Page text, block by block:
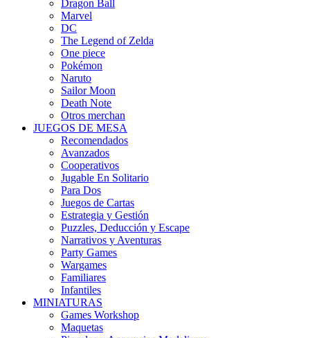
Dragon Ball
Marvel
DC
The Legend of Zelda
One piece
Pokémon
Naruto
Sailor Moon
Death Note
Otros merchan
JUEGOS DE MESA
Recomendados
Avanzados
Cooperativos
Jugable En Solitario
Para Dos
Juegos de Cartas
Estrategia y Gestión
Puzzles, Deducción y Escape
Narrativos y Aventuras
Party Games
Wargames
Familiares
Infantiles
MINIATURAS
Games Workshop
Maquetas